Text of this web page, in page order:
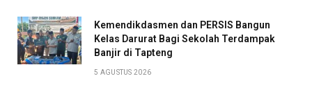
Kemendikdasmen dan PERSIS Bangun
Kelas Darurat Bagi Sekolah Terdampak
Banjir di Tapteng
5 AGUSTUS 2026